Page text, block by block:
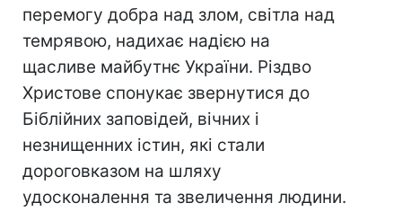
перемогу добра над злом, світла над
темрявою, надихає надією на
щасливе майбутнє України. Різдво
Христове спонукає звернутися до
Біблійних заповідей, вічних і
незнищенних істин, які стали
дороговказом на шляху
удосконалення та звеличення людини.